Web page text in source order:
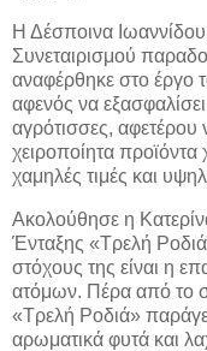
Η Δέσποινα
Συνεταιρισμού
αναφέρθηκε στο έργο
αφενός να
αγρότισσες, αφετέρου
χειροποίητα προϊόντα
χαμηλές τιμές και
Ακολούθησε η
Ένταξης «Τρελή
στόχους της είναι η
ατόμων. Πέρα από το
«Τρελή Ροδιά»
αρωματικά φυτά και